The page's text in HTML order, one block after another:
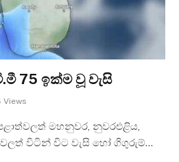
75 ඉක්ම වූ වැසි
Views
මහනුවර, නුවරඑළිය,
විටින් විට වැසි හෝ ගිගුරුම්…